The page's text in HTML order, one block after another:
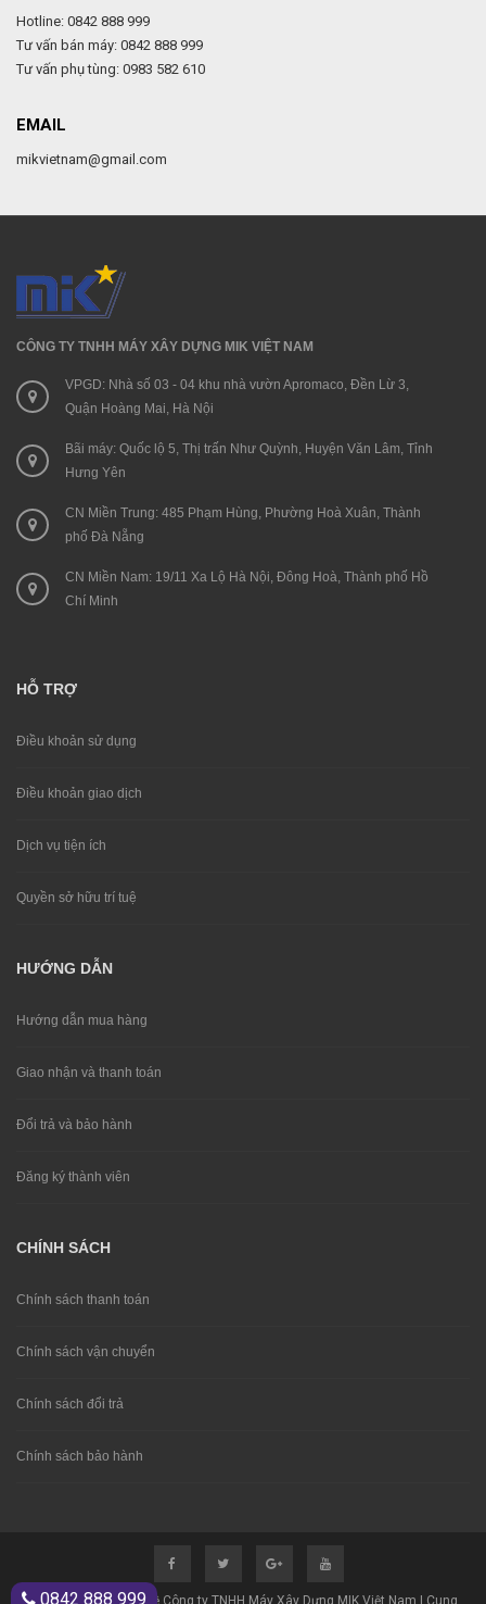
Hotline: 0842 888 999
Tư vấn bán máy: 0842 888 999
Tư vấn phụ tùng: 0983 582 610
EMAIL
mikvietnam@gmail.com
CÔNG TY TNHH MÁY XÂY DỰNG MIK VIỆT NAM
VPGD: Nhà số 03 - 04 khu nhà vườn Apromaco, Đền Lừ 3,
Quận Hoàng Mai, Hà Nội
Bãi máy: Quốc lộ 5, Thị trấn Như Quỳnh, Huyện Văn Lâm, Tỉnh
Hưng Yên
CN Miền Trung: 485 Phạm Hùng, Phường Hoà Xuân, Thành
phố Đà Nẵng
CN Miền Nam: 19/11 Xa Lộ Hà Nội, Đông Hoà, Thành phố Hồ
Chí Minh
HỖ TRỢ
Điều khoản sử dụng
Điều khoản giao dịch
Dịch vụ tiện ích
Quyền sở hữu trí tuệ
HƯỚNG DẪN
Hướng dẫn mua hàng
Giao nhận và thanh toán
Đổi trả và bảo hành
Đăng ký thành viên
CHÍNH SÁCH
Chính sách thanh toán
Chính sách vận chuyển
Chính sách đổi trả
Chính sách bảo hành
0842 888 999